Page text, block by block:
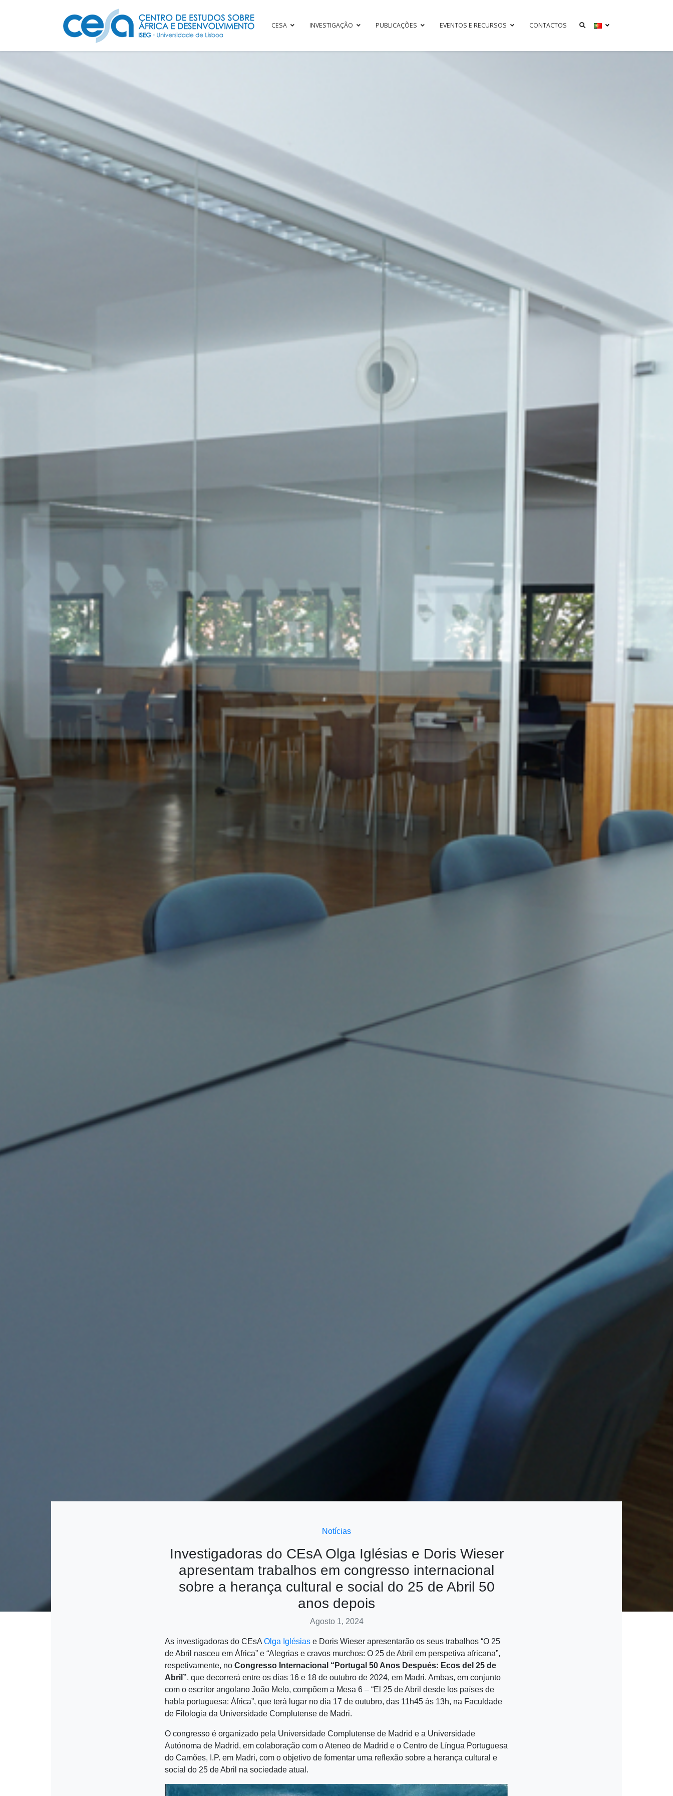
CESA INVESTIGAÇÃO PUBLICAÇÕES EVENTOS E RECURSOS CONTACTOS
Notícias
Investigadoras do CEsA Olga Iglésias e Doris Wieser
apresentam trabalhos em congresso internacional
sobre a herança cultural e social do 25 de Abril 50
anos depois
Agosto 1, 2024
As investigadoras do CEsA Olga Iglésias e Doris Wieser apresentarão os seus trabalhos “O 25
de Abril nasceu em África” e “Alegrias e cravos murchos: O 25 de Abril em perspetiva africana”,
respetivamente, no Congresso Internacional “Portugal 50 Anos Después: Ecos del 25 de
Abril”, que decorrerá entre os dias 16 e 18 de outubro de 2024, em Madri. Ambas, em conjunto
com o escritor angolano João Melo, compõem a Mesa 6 – “El 25 de Abril desde los países de
habla portuguesa: África”, que terá lugar no dia 17 de outubro, das 11h45 às 13h, na Faculdade
de Filologia da Universidade Complutense de Madri.
O congresso é organizado pela Universidade Complutense de Madrid e a Universidade
Autónoma de Madrid, em colaboração com o Ateneo de Madrid e o Centro de Língua Portuguesa
do Camões, I.P. em Madri, com o objetivo de fomentar uma reflexão sobre a herança cultural e
social do 25 de Abril na sociedade atual.